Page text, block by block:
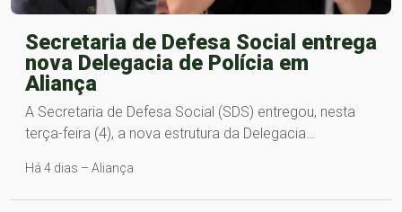
Secretaria de Defesa Social entrega
nova Delegacia de Polícia em
Aliança
A Secretaria de Defesa Social (SDS) entregou, nesta
terça-feira (4), a nova estrutura da Delegacia…
Há 4 dias – Aliança